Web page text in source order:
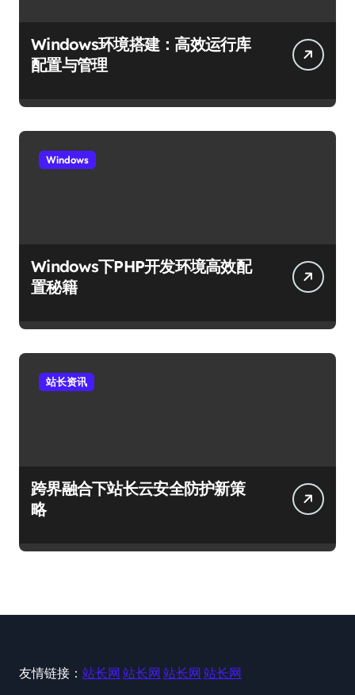
Windows环境搭建：高效运行库
配置与管理
Windows
Windows下PHP开发环境高效配
置秘籍
站长资讯
跨界融合下站长云安全防护新策
略
友情链接： 站长网 站长网 站长网 站长网